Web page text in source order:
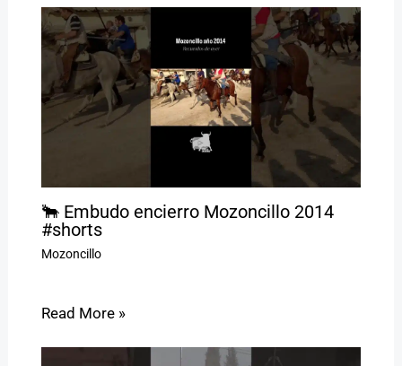
🐂 Embudo encierro Mozoncillo 2014
#shorts
Mozoncillo
Read More »